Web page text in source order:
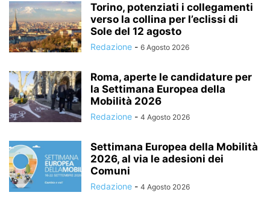
Torino, potenziati i collegamenti
verso la collina per l’eclissi di
Sole del 12 agosto
Redazione - 6 Agosto 2026
Roma, aperte le candidature per
la Settimana Europea della
Mobilità 2026
Redazione - 4 Agosto 2026
Settimana Europea della Mobilità
2026, al via le adesioni dei
Comuni
Redazione - 4 Agosto 2026